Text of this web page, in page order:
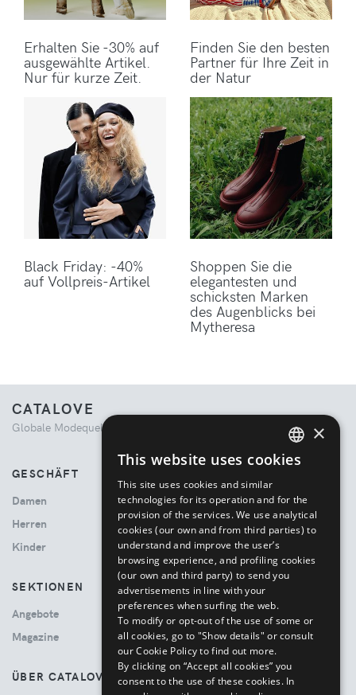
Erhalten Sie -30% auf
ausgewählte Artikel.
Nur für kurze Zeit.
Finden Sie den besten
Partner für Ihre Zeit in
der Natur
Black Friday: -40%
auf Vollpreis-Artikel
Shoppen Sie die
elegantesten und
schicksten Marken
des Augenblicks bei
Mytheresa
CATALOVE
Globale Modequelle. Kuratiertes Einkaufserlebnis.
GESCHÄFT
Damen
Herren
Kinder
SEKTIONEN
Angebote
Magazine
ÜBER CATALOVE
ENGLISH
×
This website uses cookies
This site uses cookies and similar
technologies for its operation and for the
provision of the services. We use analytical
cookies (our own and from third parties) to
understand and improve the user’s
browsing experience, and profiling cookies
(our own and third party) to send you
advertisements in line with your
preferences when surfing the web.
To modify or opt-out of the use of some or
all cookies, go to "Show details" or consult
our Cookie Policy to find out more.
By clicking on “Accept all cookies” you
consent to the use of these cookies. In